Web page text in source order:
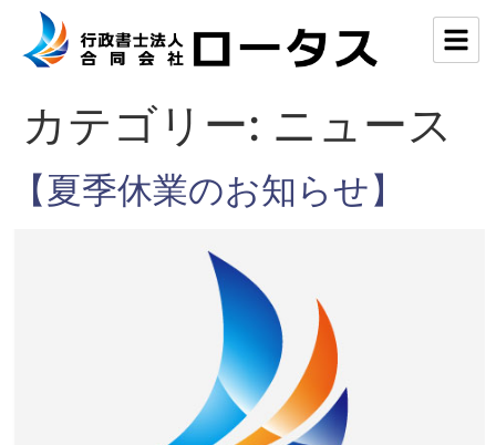
カテゴリー: ニュース
【夏季休業のお知らせ】